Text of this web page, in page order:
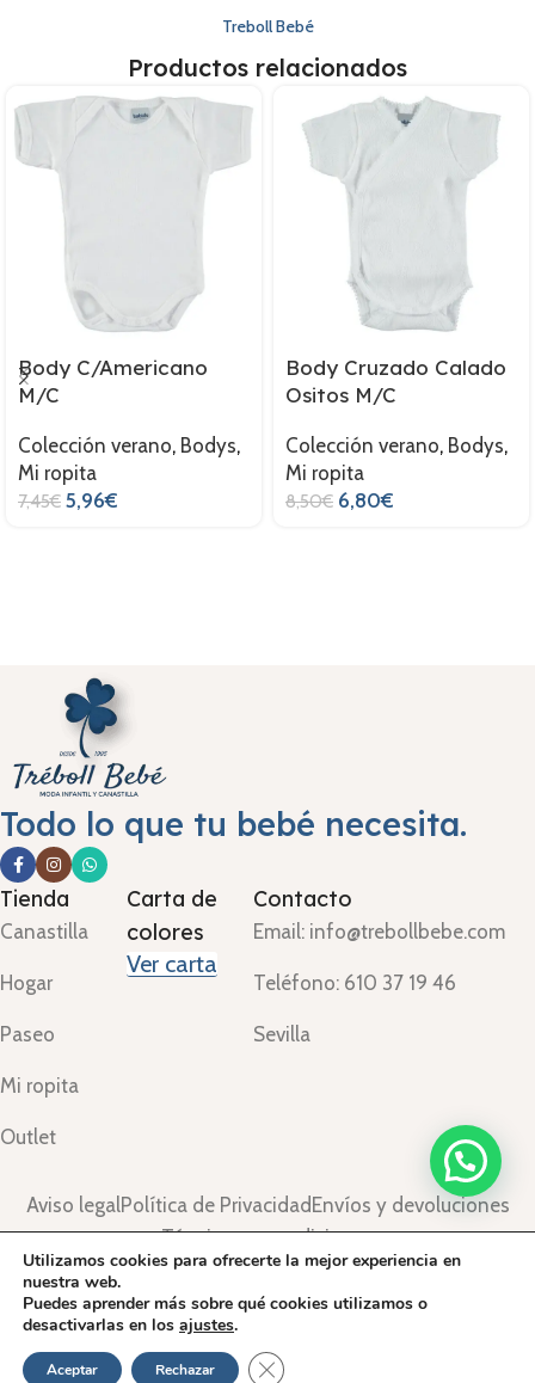
Treboll Bebé
Productos relacionados
Body C/Americano
M/C
Colección verano, Bodys,
Mi ropita
7,45€ 5,96€
Body Cruzado Calado
Ositos M/C
Colección verano, Bodys,
Mi ropita
8,50€ 6,80€
Todo lo que tu bebé necesita.
Tienda
Canastilla
Hogar
Paseo
Mi ropita
Outlet
Carta de
colores
Ver carta
Contacto
Email: info@trebollbebe.com
Teléfono: 610 37 19 46
Sevilla
Aviso legalPolítica de Privacidad Envíos y devoluciones
Términos y condiciones
©Treboll Bebé ™2024.
Utilizamos cookies para ofrecerte la mejor experiencia en
nuestra web.
Puedes aprender más sobre qué cookies utilizamos o
desactivarlas en los ajustes.
Aceptar Rechazar Cerrar el banner de cookies RGPD